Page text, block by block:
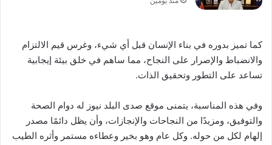
كما تميز بدوره في بناء الإنسان قبل أي شيء، وغرس قيم الالتزام
والانضباط والإصرار على النجاح، مما ساهم في خلق بيئة إيجابية
تساعد على التطور وتحقيق الذات.
وفي هذه المناسبة، يتمنى موقع صدى البلد نيوز له دوام الصحة
والتوفيق، ومزيدًا من النجاحات والإنجازات، وأن يظل دائمًا مصدر
إلهام لكل من حوله. وكل عام وهو بخير وعطاءه مستمر وأثره الطيب